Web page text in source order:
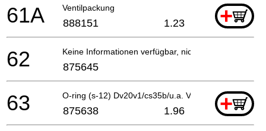
Ventilpackung +
61A 888151 1.23
Keine Informationen verfügbar, nicht bestellbar
62 875645
O-ring (s-12) Dv20v1/cs35b/u.a. Vb16y +
63 875638 1.96